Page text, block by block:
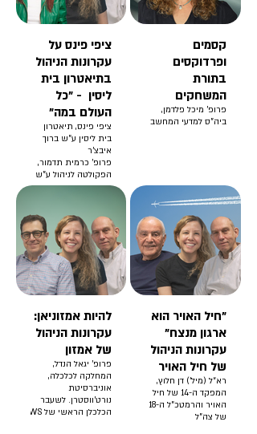
קסמים
ופרדוקסים
בתורת
המשחקים
פרופ' מיכל פלדמן,
ביה"ס למדעי המחשב
ציפי פינס על
עקרונות הניהול
בתיאטרון בית
ליסין - "כל
העולם במה"
ציפי פינס, תיאטרון
בית ליסין ע"ש ברוך
איבצ'ר
פרופ' כרמית תדמור,
הפקולטה לניהול ע"ש
קולר באוניברסיטת
הפקולטה לניהול ע"ש
קולר באוניברסיטת
ת"א
"חיל האויר הוא
ארגון מנצח"
עקרונות הניהול
של חיל האויר
רא״ל (מיל׳) דן חלוץ,
המפקד ה-14 של חיל
האויר והרמטכ"ל ה-18
של צה"ל
להיות אמזוניאן:
עקרונות הניהול
של אמזון
פרופ' יגאל הנדל,
המחלקה לכלכלה,
אוניברסיטת
נורט'ווסטרן. לשעבר
הכלכלן הראשי של AWS